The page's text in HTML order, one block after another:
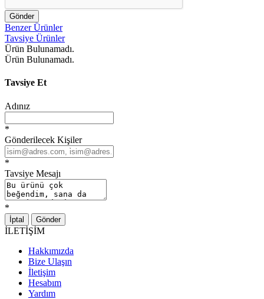
Gönder
Benzer Ürünler
Tavsiye Ürünler
Ürün Bulunamadı.
Ürün Bulunamadı.
Tavsiye Et
Adınız
*
Gönderilecek Kişiler
*
Tavsiye Mesajı
*
İptal Gönder
İLETİŞİM
Hakkımızda
Bize Ulaşın
İletişim
Hesabım
Yardım